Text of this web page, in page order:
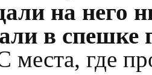
на него
в спешке
места, где